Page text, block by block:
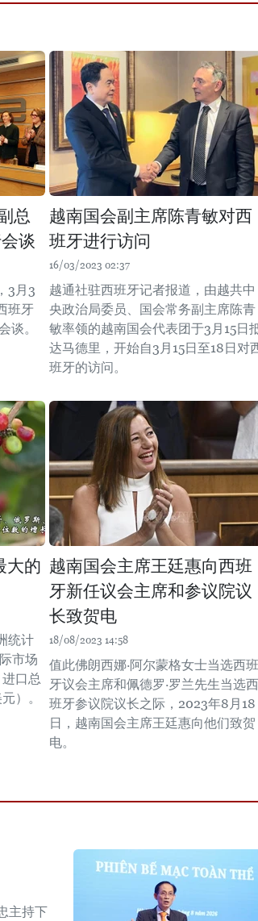
总
谈
3月3
班牙
谈。
越南国会副主席陈青敏对西
班牙进行访问
16/03/2023 02:37
越通社驻西班牙记者报道，由越共中
央政治局委员、国会常务副主席陈青
敏率领的越南国会代表团于3月15日
达马德里，开始自3月15日至18日对
班牙的访问。
大的
统计
市场
口总
）。
越南国会主席王廷惠向西班
牙新任议会主席和参议院议
长致贺电
18/08/2023 14:58
值此佛朗西娜·阿尔蒙格女士当选西班
牙议会主席和佩德罗·罗兰先生当选西
班牙参议院议长之际，2023年8月18
日，越南国会主席王廷惠向他们致贺
电。
主持下